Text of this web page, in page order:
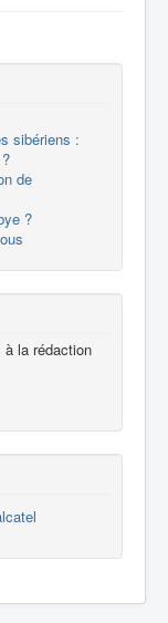
sibériens :
de
?
la rédaction